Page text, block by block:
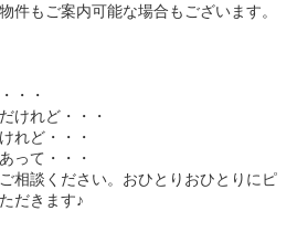
もご案内可能な場合もございます。
・・
けれど・・・
れど・・・
って・・・
談ください。おひとりおひとりにピ
だきます♪